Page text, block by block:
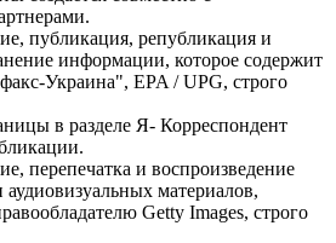
публикация, републикация и
информации, которое содержит
Украина", EPA / UPG, строго
в разделе Я- Корреспондент
перепечатка и воспроизведение
материалов,
Getty Images, строго